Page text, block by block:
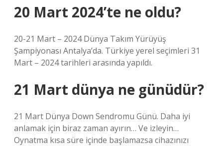
20 Mart 2024’te ne oldu?
20-21 Mart – 2024 Dünya Takım Yürüyüş
Şampiyonası Antalya’da. Türkiye yerel seçimleri 31
Mart – 2024 tarihleri ​​arasında yapıldı.
21 Mart dünya ne günüdür?
21 Mart Dünya Down Sendromu Günü. Daha iyi
anlamak için biraz zaman ayırın… Ve izleyin…
Oynatma kısa süre içinde başlamazsa cihazınızı